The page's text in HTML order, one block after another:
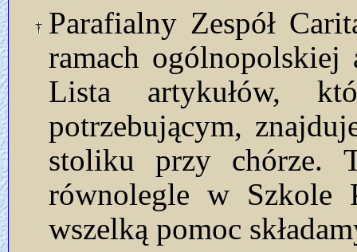
Parafialny Zespół
ramach
Lista artykułów,
potrzebującym,
stoliku przy chórze.
równolegle w Szkole
wszelką pomoc